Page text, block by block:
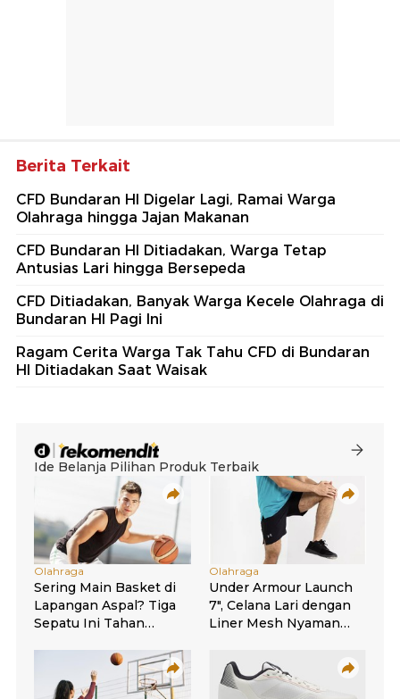
Berita Terkait
CFD Bundaran HI Digelar Lagi, Ramai Warga
Olahraga hingga Jajan Makanan
CFD Bundaran HI Ditiadakan, Warga Tetap
Antusias Lari hingga Bersepeda
CFD Ditiadakan, Banyak Warga Kecele Olahraga di
Bundaran HI Pagi Ini
Ragam Cerita Warga Tak Tahu CFD di Bundaran
HI Ditiadakan Saat Waisak